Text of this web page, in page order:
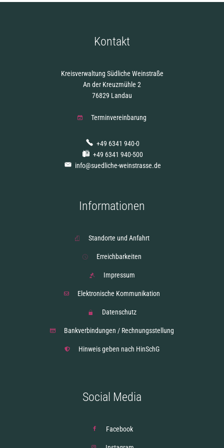
Kontakt
Kreisverwaltung Südliche Weinstraße
An der Kreuzmühle 2
76829 Landau
Terminvereinbarung
+49 6341 940-0
+49 6341 940-500
info@suedliche-weinstrasse.de
Informationen
Standorte und Anfahrt
Erreichbarkeiten
Impressum
Elektronische Kommunikation
Datenschutz
Bankverbindungen / Rechnungsstellung
Hinweis geben nach HinSchG
Social Media
Facebook